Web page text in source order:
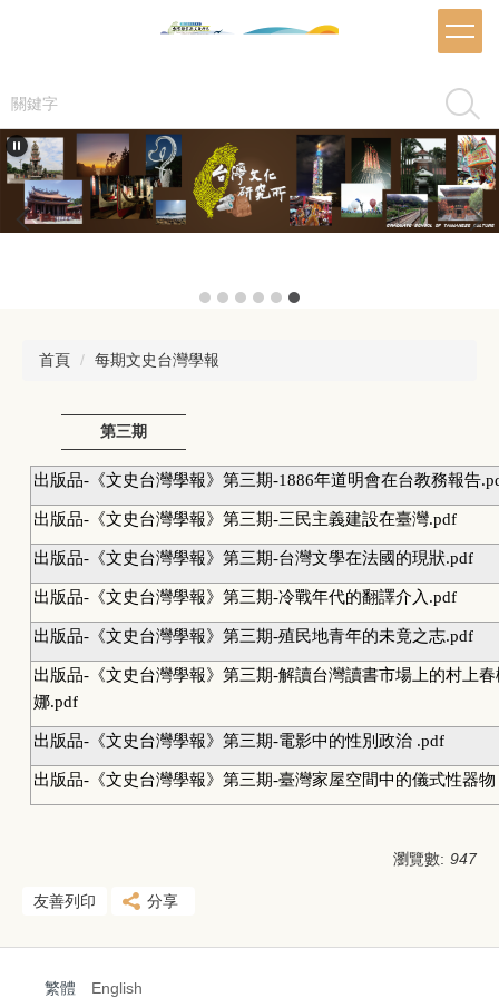
內
容
區
搜尋
首頁 每期文史台灣學報
第三期
出版品-《文史台灣學報》第三期-1886年道明會在台教務報告
出版品-《文史台灣學報》第三期-三民主義建設在臺灣.pdf
出版品-《文史台灣學報》第三期-台灣文學在法國的現狀.pdf
出版品-《文史台灣學報》第三期-冷戰年代的翻譯介入.pdf
出版品-《文史台灣學報》第三期-殖民地青年的未竟之志.pdf
出版品-《文史台灣學報》第三期-解讀台灣讀書市場上的村上
娜.pdf
出版品-《文史台灣學報》第三期-電影中的性別政治 .pdf
出版品-《文史台灣學報》第三期-臺灣家屋空間中的儀式性器物
瀏覽數: 947
友善列印 分享
繁體 English